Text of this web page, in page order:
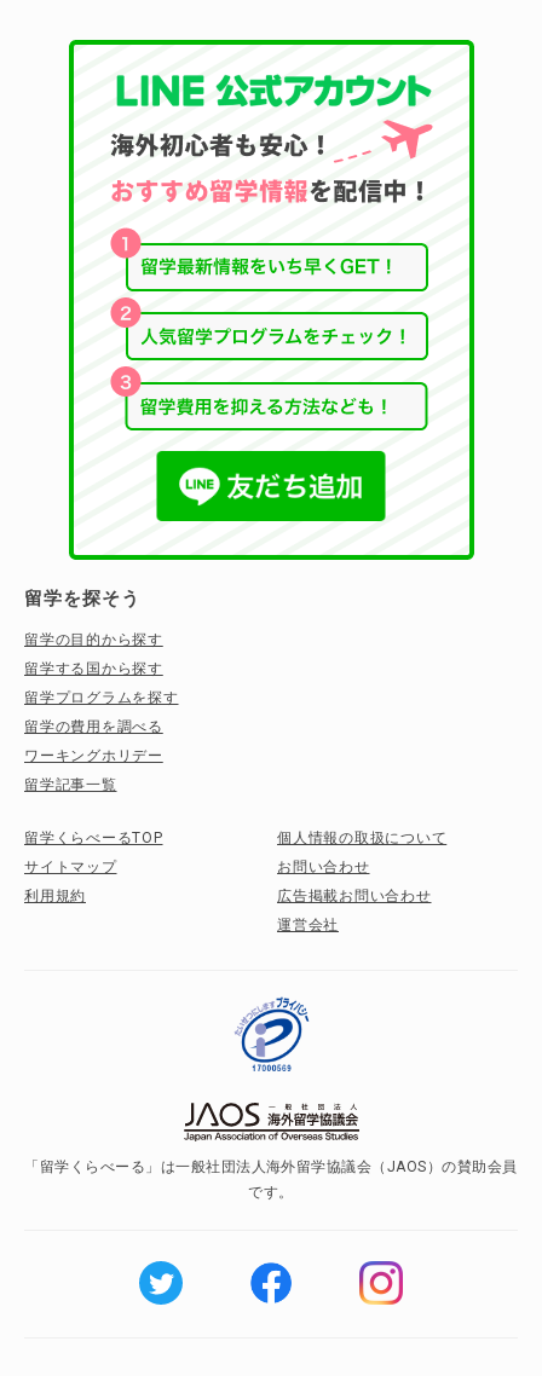
留学を探そう
留学の目的から探す
留学する国から探す
留学プログラムを探す
留学の費用を調べる
ワーキングホリデー
留学記事一覧
留学くらべーるTOP
サイトマップ
利用規約
個人情報の取扱について
お問い合わせ
広告掲載お問い合わせ
運営会社
「留学くらべーる」は一般社団法人海外留学協議会（JAOS）の賛助会員
です。